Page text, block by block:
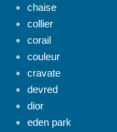
chaise
collier
corail
couleur
cravate
devred
dior
eden park